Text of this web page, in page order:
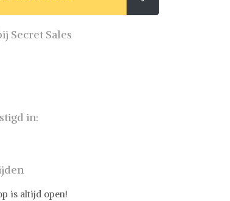
Secret Sales
in:
is altijd open!